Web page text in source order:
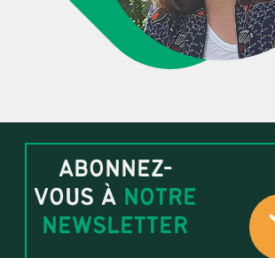
ABONNEZ-
VOUS À NOTRE
NEWSLETTER